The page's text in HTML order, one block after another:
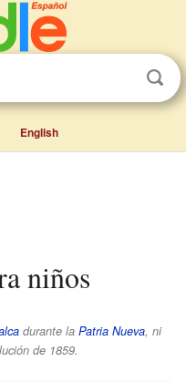
English
niños
durante la Patria Nueva, ni
de 1859.